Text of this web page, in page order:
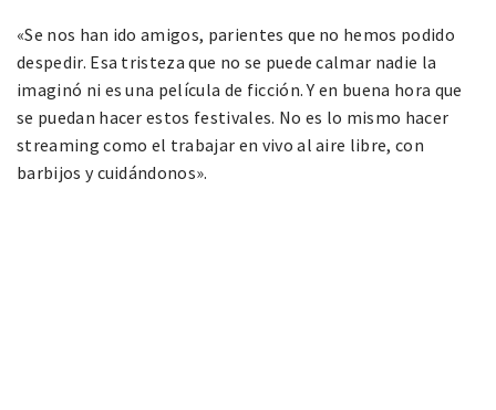
«Se nos han ido amigos, parientes que no hemos podido
despedir. Esa tristeza que no se puede calmar nadie la
imaginó ni es una película de ficción. Y en buena hora que
se puedan hacer estos festivales. No es lo mismo hacer
streaming como el trabajar en vivo al aire libre, con
barbijos y cuidándonos».